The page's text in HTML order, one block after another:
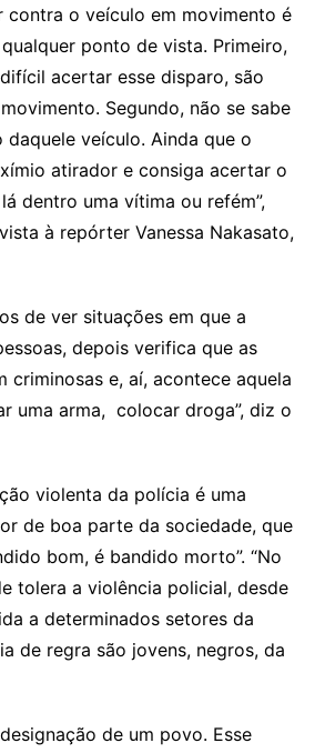
o veículo em movimento é
ponto de vista. Primeiro,
acertar esse disparo, são
Segundo, não se sabe
daquele veículo. Ainda que o
atirador e consiga acertar o
dentro uma vítima ou refém”,
à repórter Vanessa Nakasato,
de ver situações em que a
depois verifica que as
criminosas e, aí, acontece aquela
uma arma, colocar droga”, diz o
violenta da polícia é uma
de boa parte da sociedade, que
bom, é bandido morto”. “No
tolera a violência policial, desde
a determinados setores da
de regra são jovens, negros, da
de um povo. Esse